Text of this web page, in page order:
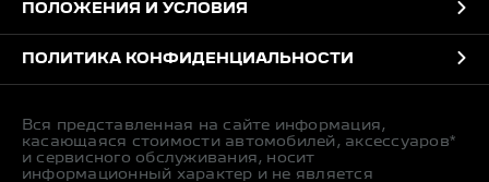
ПОЛОЖЕНИЯ И УСЛОВИЯ
ПОЛИТИКА КОНФИДЕНЦИАЛЬНОСТИ
Вся представленная на сайте информация,
касающаяся стоимости автомобилей, аксессуаров*
и сервисного обслуживания, носит
информационный характер и не является